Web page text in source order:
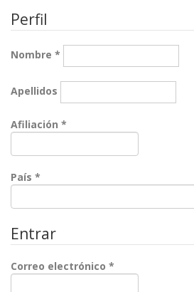
Perfil
Nombre *
Apellidos
Afiliación *
País *
Entrar
Correo electrónico *